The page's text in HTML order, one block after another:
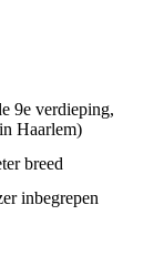
9e verdieping,
Haarlem)
breed
inbegrepen